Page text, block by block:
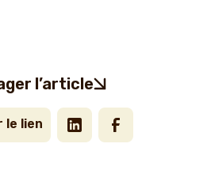
l’article
le lien